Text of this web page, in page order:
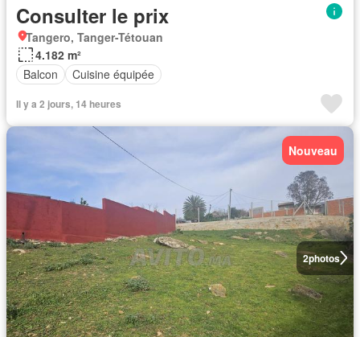
Consulter le prix
Tangero, Tanger-Tétouan
4.182 m²
Balcon
Cuisine équipée
Il y a 2 jours, 14 heures
2photos
Nouveau